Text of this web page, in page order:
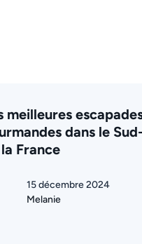
meilleures
dans le
France
15 décembre 2024
Melanie